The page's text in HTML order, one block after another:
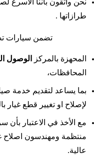
نحن واثقون بأننا
طرازاتها .
تضمن سيارات
المحهزة بالمركز الوصول
المحافظات،
بما يساعد لتقديم خدمة
لإصلاح او تغيير قطع غيار
مع الأخذ في الاعتبار
منتظمة ومهندسون اصلاح
عالية.